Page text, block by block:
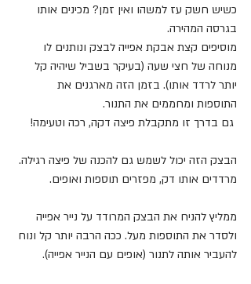
כשיש חשק עז למשהו ואין זמן? מכינים אותו
בגרסה המהירה.
מוסיפים קצת אבקת אפייה לבצק ונותנים לו
מנוחה של חצי שעה (בעיקר בשביל שיהיה קל
יותר לרדד אותו). בזמן הזה מארגנים את
התוספות ומחממים את התנור.
הבצק הזה יכול לשמש גם להכנה של פיצה רגילה.
מרדדים אותו דק, מפזרים תוספות ואופים.
ממליץ להניח את הבצק המרודד על נייר אפייה
ולסדר את התוספות מעל. ככה הרבה יותר קל ונוח
להעביר אותה לתנור (אופים עם הנייר אפייה).